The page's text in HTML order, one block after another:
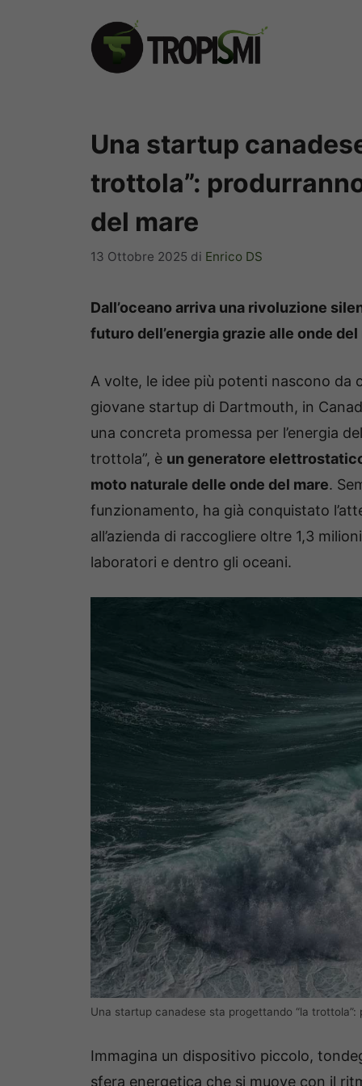
Una startup
trottola”:
del mare
13 Ottobre 2025 di Enrico DS
Dall’oceano arriva una rivoluzione
futuro dell’energia grazie alle onde del
A volte, le idee più potenti nascono da
giovane startup di Dartmouth, in
una concreta promessa per l’energia
trottola”, è un generatore
moto naturale delle onde del mare.
funzionamento, ha già conquistato
all’azienda di raccogliere oltre 1,3
laboratori e dentro gli oceani.
Una startup canadese sta progettando “la
Immagina un dispositivo piccolo,
sfera energetica che si muove con il